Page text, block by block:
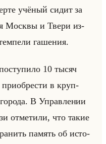
учё­ный сидит за
Моск­вы и Твери из­
га­ше­ния.
10 тысяч
в круп­
В Управ­ле­нии
от­ме­ти­ли, что такие
па­мять об ис­то­